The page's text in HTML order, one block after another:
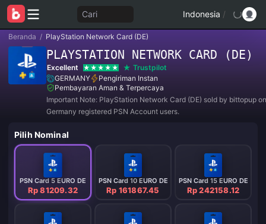
Cari Indonesia /
Beranda / PlayStation Network Card (DE)
PLAYSTATION NETWORK CARD (DE)
Excellent
Trustpilot
GERMANY
Pengiriman Instan
Pembayaran Aman & Terpercaya
Important Note: PlayStation Network Card (DE) sold by bittopup
Germany registered PSN Account users.
Pilih Nominal
PSN Card 5 EURO DE
Rp 81209.32
PSN Card 10 EURO DE
Rp 161867.45
PSN Card 15 EURO DE
Rp 242158.12